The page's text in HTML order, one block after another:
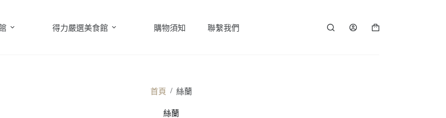
得力嚴選美食館 購物須知 聯繫我們
購
首頁 / 絲蘭
絲蘭